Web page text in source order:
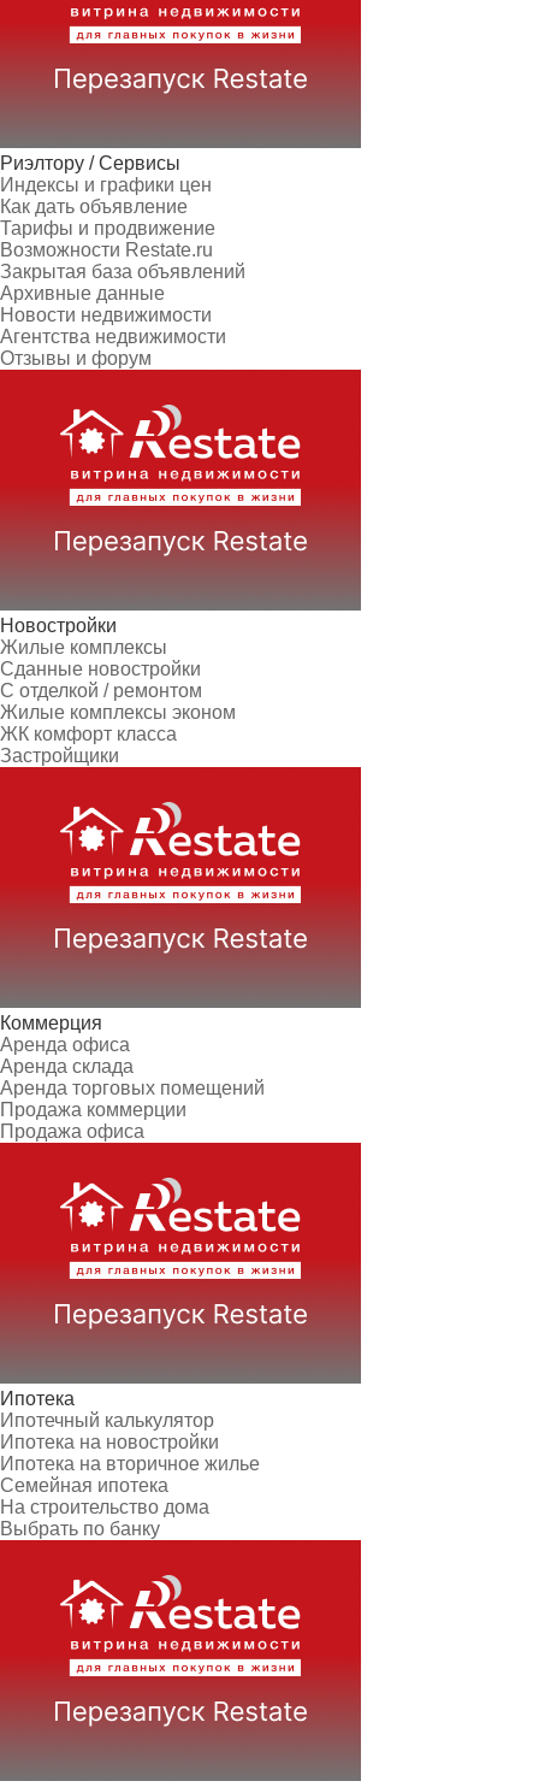
Риэлтору / Сервисы
Индексы и графики цен
Как дать объявление
Тарифы и продвижение
Возможности Restate.ru
Закрытая база объявлений
Архивные данные
Новости недвижимости
Агентства недвижимости
Отзывы и форум
Новостройки
Жилые комплексы
Сданные новостройки
С отделкой / ремонтом
Жилые комплексы эконом
ЖК комфорт класса
Застройщики
Коммерция
Аренда офиса
Аренда склада
Аренда торговых помещений
Продажа коммерции
Продажа офиса
Ипотека
Ипотечный калькулятор
Ипотека на новостройки
Ипотека на вторичное жилье
Семейная ипотека
На строительство дома
Выбрать по банку